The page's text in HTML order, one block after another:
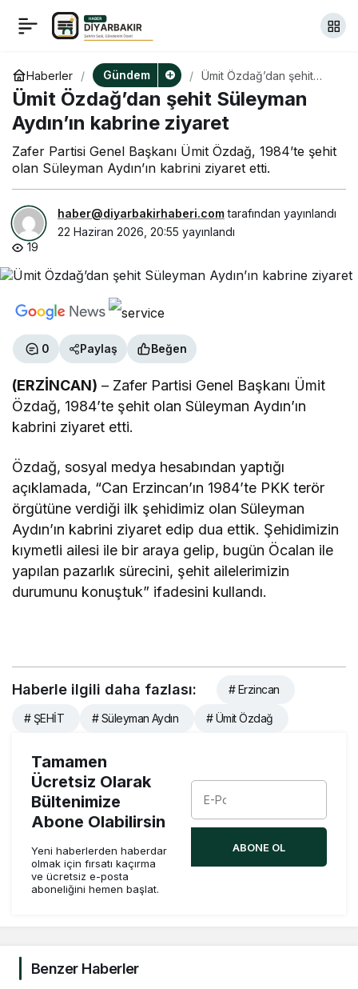
Haberler Gündem
Ümit Özdağ’dan şehit
Süleyman Aydın’ın
kabrine ziyaret
Ümit Özdağ’dan şehit Süleyman
Aydın’ın kabrine ziyaret
Zafer Partisi Genel Başkanı Ümit Özdağ, 1984’te şehit
olan Süleyman Aydın’ın kabrini ziyaret etti.
haber@diyarbakirhaberi.comtarafından yayınlandı
22 Haziran 2026, 20:55 yayınlandı
19
0 Paylaş Beğen
(ERZİNCAN) – Zafer Partisi Genel Başkanı Ümit
Özdağ, 1984’te şehit olan Süleyman Aydın’ın
kabrini ziyaret etti.
Özdağ, sosyal medya hesabından yaptığı
açıklamada, “Can Erzincan’ın 1984’te PKK terör
örgütüne verdiği ilk şehidimiz olan Süleyman
Aydın’ın kabrini ziyaret edip dua ettik. Şehidimizin
kıymetli ailesi ile bir araya gelip, bugün Öcalan ile
yapılan pazarlık sürecini, şehit ailelerimizin
durumunu konuştuk” ifadesini kullandı.
Haberle ilgili daha fazlası: # Erzincan
# ŞEHİT # Süleyman Aydın # Ümit Özdağ
Tamamen
Ücretsiz Olarak
Bültenimize
Abone Olabilirsin
Yeni haberlerden haberdar
olmak için fırsatı kaçırma
ve ücretsiz e-posta
aboneliğini hemen başlat.
ABONE OL
Benzer Haberler
Hüseyin Can Güner’den
Çiğdemim Derneği’ne
ziyaret
Paylaş